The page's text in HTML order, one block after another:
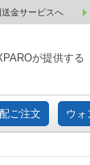
送金サービスへ
が提供する
ご注文 ウォ
購入宅配ご注文